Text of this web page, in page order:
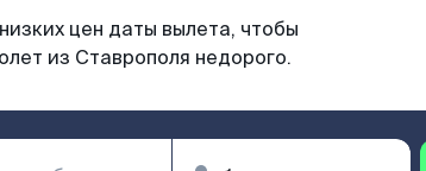
цен даты вылета, чтобы
из Ставрополя недорого.